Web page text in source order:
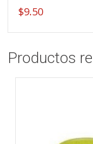
$9.50
Productos